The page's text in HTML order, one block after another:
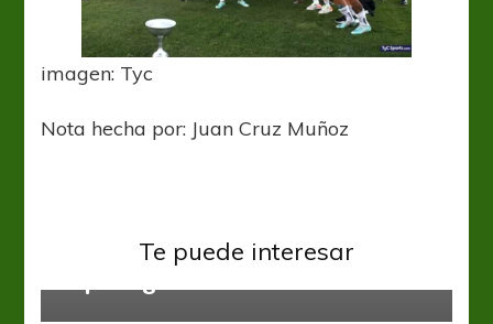
imagen: Tyc
Nota hecha por: Juan Cruz Muñoz
Te puede interesar
Nacional para afrontar el duelo por
Copa Argentina
Primera Nacional
Chacarita se fue para arriba y